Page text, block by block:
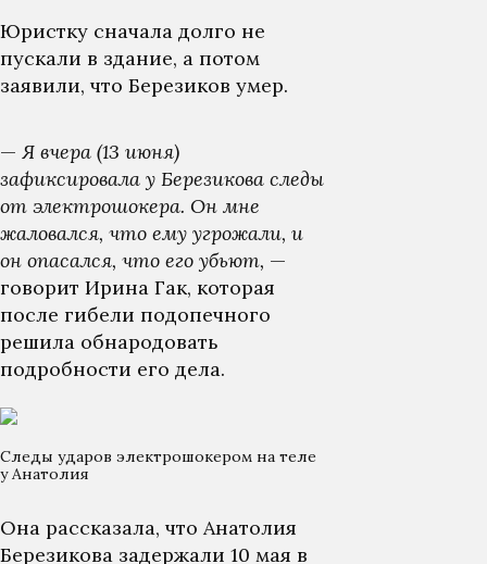
Юристку сначала долго не
пускали в здание, а потом
заявили, что Березиков умер.
— Я вчера (13 июня)
зафиксировала у Березикова следы
от электрошокера. Он мне
жаловался, что ему угрожали, и
он опасался, что его убьют, —
говорит Ирина Гак, которая
после гибели подопечного
решила обнародовать
подробности его дела.
Следы ударов электрошокером на теле
у Анатолия
Она рассказала, что Анатолия
Березикова задержали 10 мая в